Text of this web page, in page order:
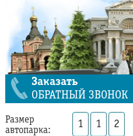
Заказать
ОБРАТНЫЙ ЗВОНОК
Размер
автопарка:
1 1 2